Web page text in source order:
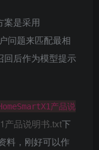
案是采用
问题来匹配最相
回后作为模型提示
产品说
产品说明书.txt下
料，刚好可以作